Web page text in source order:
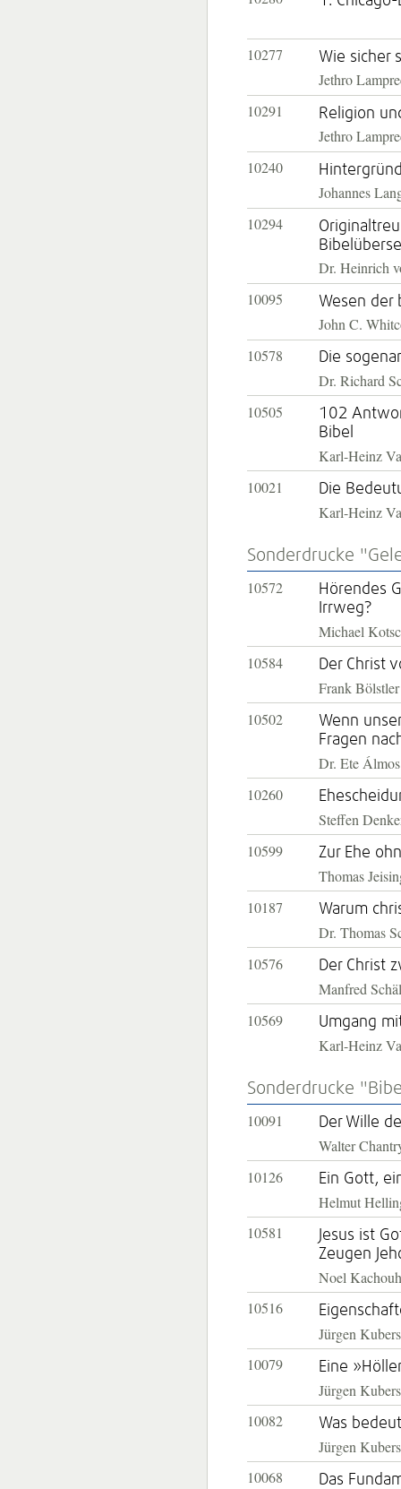
10277 Wie sicher
Jethro
10291
Religion
Jethro
10240
Johannes
10294
Dr. Heinrich
10095
Wesen der
John C.
10578
Die
Dr. Richard
10505
102
Bibel
Karl-Heinz
10021
Die
Karl-Heinz
Sonderdrucke
10572
Hörendes
Irrweg?
Michael
10584
Der Christ
Frank Bölstler
10502
Wenn
Fragen
Dr. Ete
10260
Steffen
10599
Zur Ehe
Thomas
10187
Warum
Dr. Thomas
10576
Der Christ
Manfred
10569
Umgang
Karl-Heinz
Sonderdrucke
10091 Der Wille
Walter
10126
Ein Gott,
Helmut
10581
Jesus ist
Zeugen
Noel Kachouh
10516
Jürgen
10079
Eine
Jürgen
10082
Was
Jürgen
10068
Das